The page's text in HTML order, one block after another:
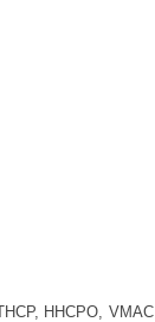
HHCPO, VMAC